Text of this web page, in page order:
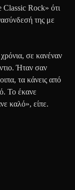
Rock» ότι
της με
σε κανέναν
Ήταν σαν
τα κάνεις από
Το έκανε
καλό», είπε.